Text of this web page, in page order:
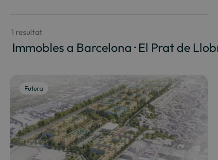
1 resultat
Immobles a Barcelona · El Prat de
Futura